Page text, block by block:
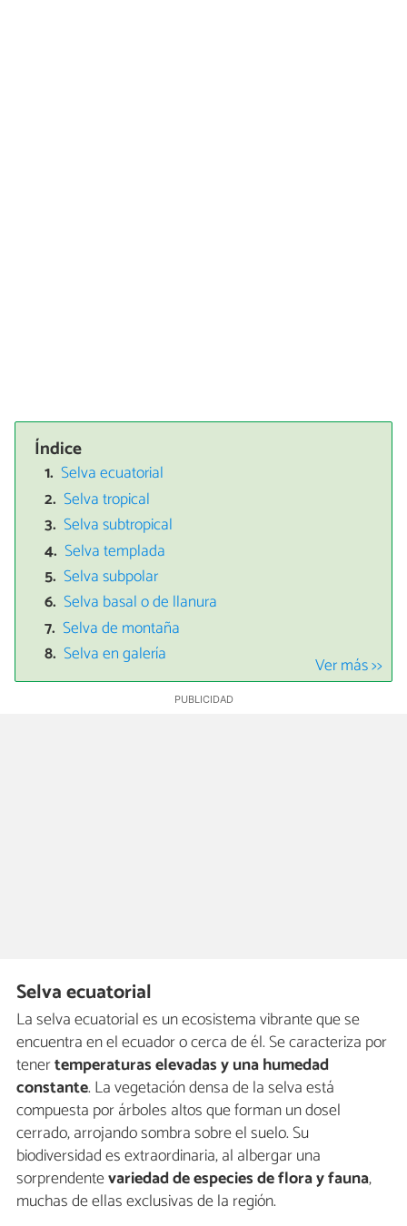
Índice
Selva ecuatorial
Selva tropical
Selva subtropical
Selva templada
Selva subpolar
Selva basal o de llanura
Selva de montaña
Selva en galería
Ver más >>
Selva ecuatorial
La selva ecuatorial es un ecosistema vibrante que se
encuentra en el ecuador o cerca de él. Se caracteriza por
tenertemperaturas elevadas y una humedad
constante. La vegetación densa de la selva está
compuesta por árboles altos que forman un dosel
cerrado, arrojando sombra sobre el suelo. Su
biodiversidad es extraordinaria, al albergar una
sorprendentevariedad de especies de flora y fauna,
muchas de ellas exclusivas de la región.